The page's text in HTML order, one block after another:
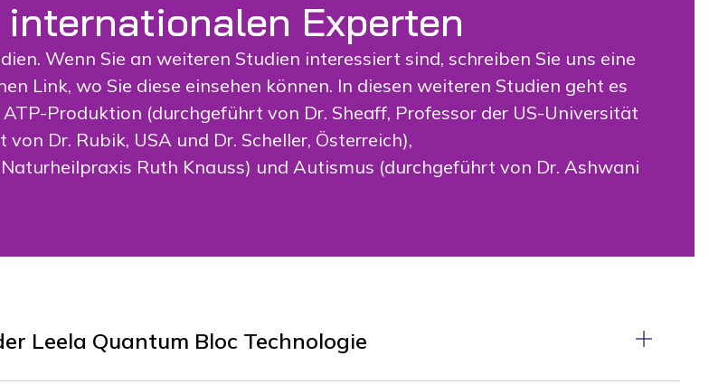
Experten
Wenn Sie an weiteren Studien interessiert sind, schreiben Sie uns eine
Link, wo Sie diese einsehen können. In diesen weiteren Studien geht es
Produktion (durchgeführt von Dr. Sheaff, Professor der US-Universität
Dr. Rubik, USA und Dr. Scheller, Österreich),
Ruth Knauss) und Autismus (durchgeführt von Dr. Ashwani
Leela Quantum Bloc Technologie